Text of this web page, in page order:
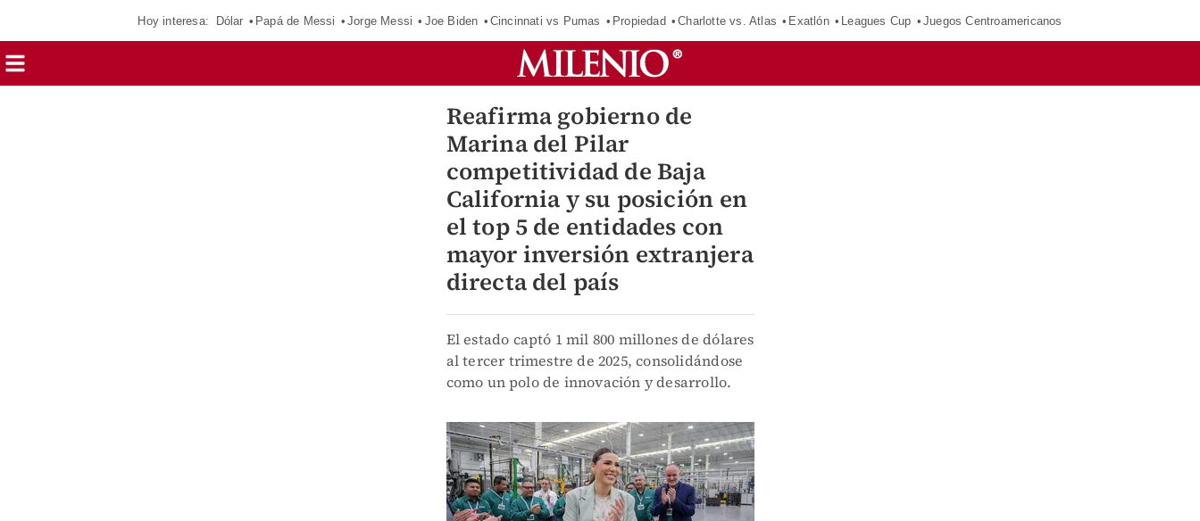
Hoy interesa: Dólar Papá de Messi Jorge Messi Joe Biden Cincinnati vs Pumas Propiedad Charlotte vs. Atlas Exatlón Leagues Cup Juegos Centroamericanos
Reafirma gobierno de
Marina del Pilar
competitividad de Baja
California y su posición en
el top 5 de entidades con
mayor inversión extranjera
directa del país
El estado captó 1 mil 800 millones de dólares
al tercer trimestre de 2025, consolidándose
como un polo de innovación y desarrollo.